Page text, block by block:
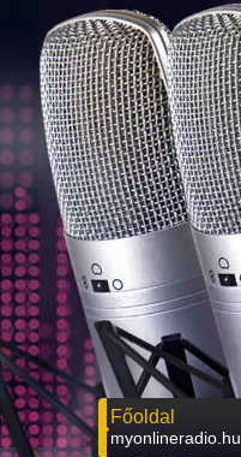
Főoldal
myonlineradio.hu